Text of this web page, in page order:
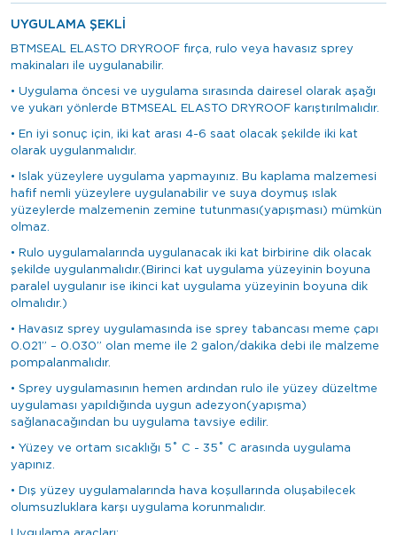
UYGULAMA ŞEKLİ
BTMSEAL ELASTO DRYROOF fırça, rulo veya havasız sprey
makinaları ile uygulanabilir.
• Uygulama öncesi ve uygulama sırasında dairesel olarak aşağı
ve yukarı yönlerde BTMSEAL ELASTO DRYROOF karıştırılmalıdır.
• En iyi sonuç için, iki kat arası 4-6 saat olacak şekilde iki kat
olarak uygulanmalıdır.
• Islak yüzeylere uygulama yapmayınız. Bu kaplama malzemesi
hafif nemli yüzeylere uygulanabilir ve suya doymuş ıslak
yüzeylerde malzemenin zemine tutunması(yapışması) mümkün
olmaz.
• Rulo uygulamalarında uygulanacak iki kat birbirine dik olacak
şekilde uygulanmalıdır.(Birinci kat uygulama yüzeyinin boyuna
paralel uygulanır ise ikinci kat uygulama yüzeyinin boyuna dik
olmalıdır.)
• Havasız sprey uygulamasında ise sprey tabancası meme çapı
0.021” – 0.030” olan meme ile 2 galon/dakika debi ile malzeme
pompalanmalıdır.
• Sprey uygulamasının hemen ardından rulo ile yüzey düzeltme
uygulaması yapıldığında uygun adezyon(yapışma)
sağlanacağından bu uygulama tavsiye edilir.
• Yüzey ve ortam sıcaklığı 5˚ C - 35˚ C arasında uygulama
yapınız.
• Dış yüzey uygulamalarında hava koşullarında oluşabilecek
olumsuzluklara karşı uygulama korunmalıdır.